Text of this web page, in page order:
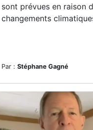
sont prévues en raison
changements
Par : Stéphane Gagné